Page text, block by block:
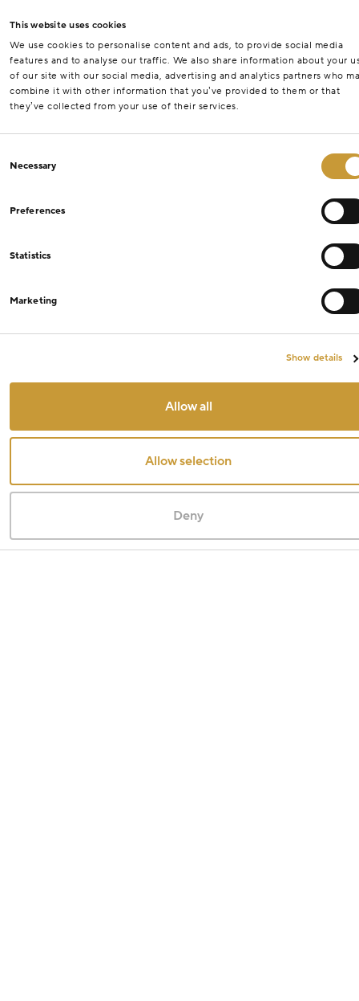
This website uses cookies
We use cookies to personalise content and ads, to provide social media
features and to analyse our traffic. We also share information about your
of our site with our social media, advertising and analytics partners who
combine it with other information that you’ve provided to them or that
they’ve collected from your use of their services.
Selection
Necessary
Preferences
Statistics
Marketing
Show details
Allow all
Allow selection
Deny